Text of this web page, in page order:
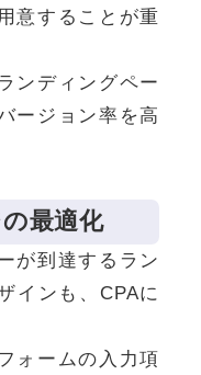
意することが重
ンディングペー
ージョン率を高
最適化
が到達するラン
インも、CPAに
ォームの入力項